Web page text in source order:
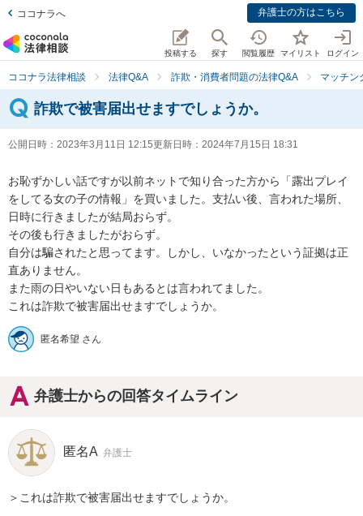
ココナラへ 弁護士の方はこちら
投稿する 探す 閲覧履歴 マイリスト ログイン
ココナラ法律相談 法律Q&A 詐欺・消費者問題の法律Q&A マッチン
詐欺で被害届出せますでしょうか。
公開日時： 2023年3月11日 12:15更新日時： 2024年7月15日 18:31
お恥ずかしい話ですが以前ネットで知り合った方から「露出プレイ
をしてる女の子の情報」を買いました。支払い後、言われた場所、
日時に行きましたが結局おらず。
その後も行きましたがおらず。
自分は騙されたと思ってます。しかし、いなかったという証拠は正
直ありません。
また雨の日やいない日もあるとは言われてました。
これは詐欺で被害届出せますでしょうか。
匿名希望 さん
弁護士からの回答タイムライン
匿名A 弁護士
＞これは詐欺で被害届出せますでしょうか。